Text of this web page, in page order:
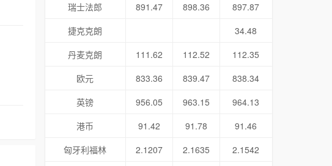
瑞士法郎
891.47 898.36
897.87
捷克克朗
34.48
丹麦克朗
111.62 112.52
112.35
欧元
833.36 839.47
838.34
英镑
956.05 963.15
964.13
港币
91.42 91.78
91.46
匈牙利福林
2.1207 2.1635
2.1542